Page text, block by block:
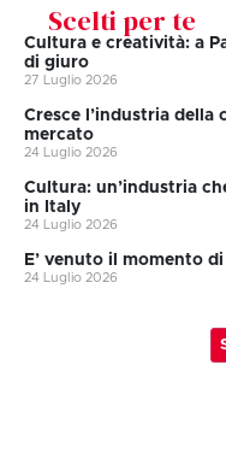
Scelti per te
Cultura e creatività: a
di giuro
27 Luglio 2026
Cresce l’industria della
mercato
24 Luglio 2026
Cultura: un’industria
in Italy
24 Luglio 2026
E’ venuto il momento
24 Luglio 2026